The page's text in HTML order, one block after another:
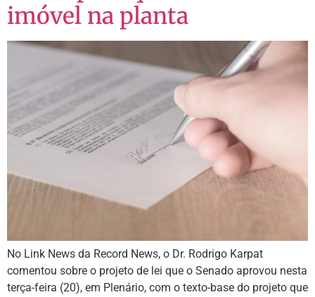
imóvel na planta
No Link News da Record News, o Dr. Rodrigo Karpat
comentou sobre o projeto de lei que o Senado aprovou nesta
terça-feira (20), em Plenário, com o texto-base do projeto que